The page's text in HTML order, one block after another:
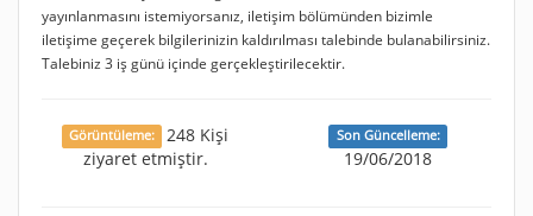
yayınlanmasını istemiyorsanız, iletişim bölümünden bizimle
iletişime geçerek bilgilerinizin kaldırılması talebinde bulanabilirsiniz.
Talebiniz 3 iş günü içinde gerçekleştirilecektir.
Görüntüleme:
248 Kişi
ziyaret etmiştir.
Son Güncelleme:
19/06/2018